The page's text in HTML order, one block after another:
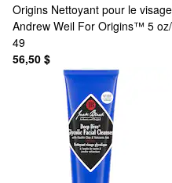
Origins Nettoyant pour le
Andrew Weil For Origins™ 5
49
56,50 $